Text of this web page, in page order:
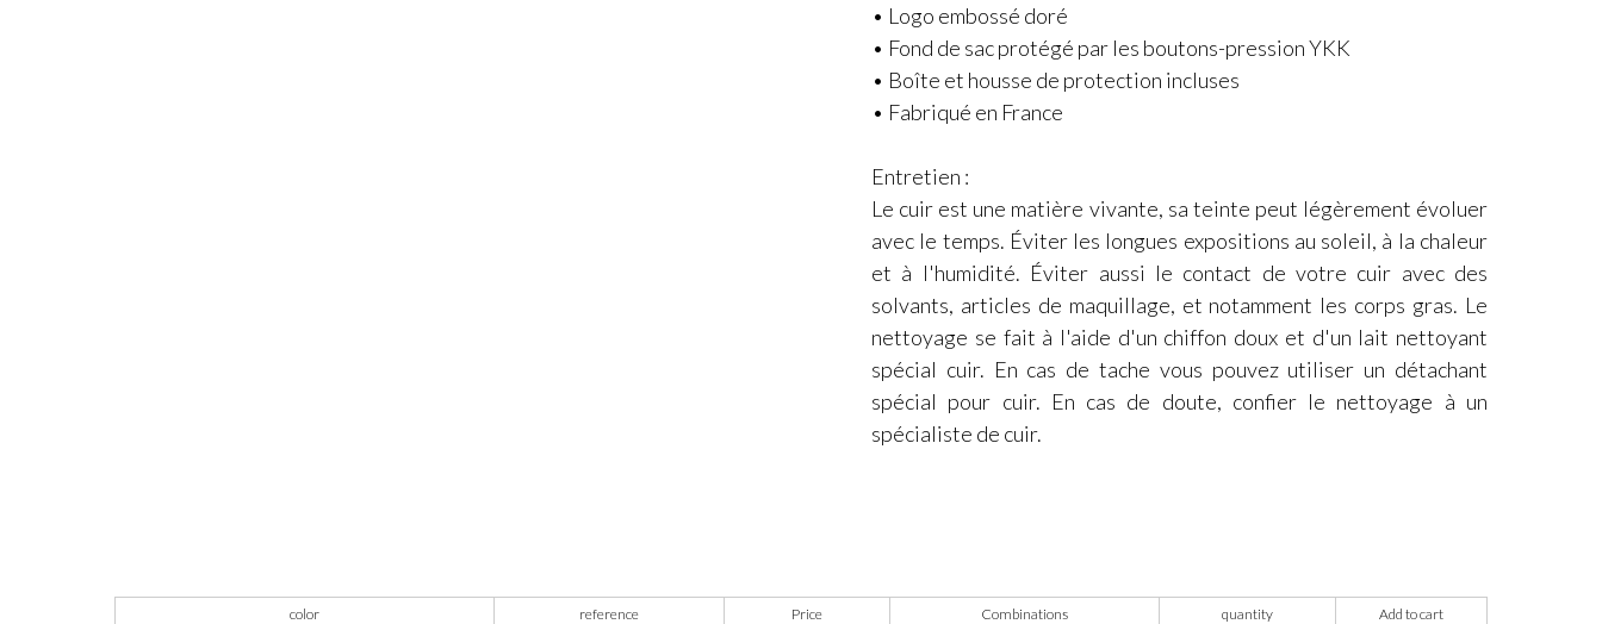
• Logo embossé doré
• Fond de sac protégé par les boutons-pression YKK
• Boîte et housse de protection incluses
• Fabriqué en France
Entretien :
Le cuir est une matière vivante, sa teinte peut légèrement évoluer
avec le temps. Éviter les longues expositions au soleil, à la chaleur
et à l'humidité. Éviter aussi le contact de votre cuir avec des
solvants, articles de maquillage, et notamment les corps gras. Le
nettoyage se fait à l'aide d'un chiffon doux et d'un lait nettoyant
spécial cuir. En cas de tache vous pouvez utiliser un détachant
spécial pour cuir. En cas de doute, confier le nettoyage à un
spécialiste de cuir.
color reference Price Combinations quantity Add to cart